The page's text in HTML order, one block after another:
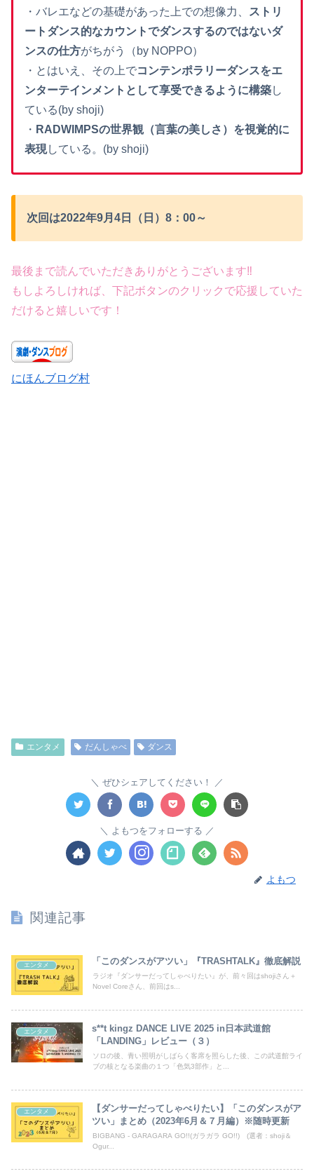
・バレエなどの基礎があった上での想像力、
ストリ
ートダンス的なカウントでダンスするのではないダ
ンスの仕方がちがう（by NOPPO）
・とはいえ、その上でコンテンポラリーダンスをエ
ンターテインメントとして享受できるように構築し
ている(by shoji)
・ RADWIMPSの世界観（言葉の美しさ）を視覚的に
表現している。(by shoji)
次回は2022年9月4日（日）8：00～
最後まで読んでいただきありがとうございます‼
もしよろしければ、下記ボタンのクリックで応援していた
だけると嬉しいです！
にほんブログ村
エンタメ だんしゃべ ダンス
ぜひシェアしてください！
よもつをフォローする
よもつ
関連記事
エンタメ 「このダンスがアツい」『TRASHTALK』徹底解説
ラジオ『ダンサーだってしゃべりたい』が、前々回はshojiさん＋
Novel Coreさん、前回はs...
エンタメ
s**t kingz DANCE LIVE 2025 in日本武道館
「LANDING」レビュー（３）
ソロの後、青い照明がしばらく客席を照らした後、この武道館ライ
ブの核となる楽曲の１つ「色気3部作」と...
エンタメ
【ダンサーだってしゃべりたい】「このダンスがア
ツい」まとめ（2023年6月＆７月編）※随時更新
BIGBANG - GARAGARA GO!!(ガラガラ GO!!) (選者：shoji＆
Ogur...